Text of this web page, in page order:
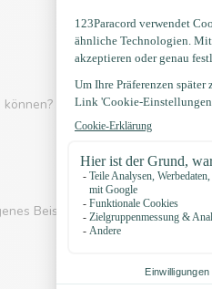
Dann schau dir eines der
Beispiel unserer Knöpfe und